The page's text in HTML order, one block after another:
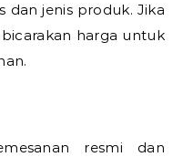
dan jenis produk. Jika
harga untuk
resmi dan